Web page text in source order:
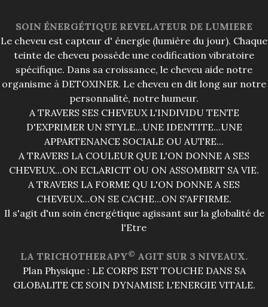
SOIN ÉNERGÉTIQUE REVELATEUR DE LUMIERE
Le cheveu est capteur d' énergie (lumière du jour). Chaque
teinte de cheveu possède une codification vibratoire
spécifique. Dans sa croissance, le cheveu aide notre
organisme à DETOXINER. Le cheveu en dit long sur notre
personnalité, notre humeur.
A TRAVERS SES CHEVEUX L'INDIVIDU TENTE
D'EXPRIMER UN STYLE...UNE IDENTITE...UNE
APPARTENANCE SOCIALE OU AUTRE...
A TRAVERS LA COULEUR QUE L'ON DONNE A SES
CHEVEUX...ON ECLARICIT OU ON ASSOMBRIT SA VIE.
A TRAVERS LA FORME QU L'ON DONNE A SES
CHEVEUX...ON SE CACHE...ON S'AFFIRME.
Il s'agit d'un soin énergétique agissant sur la globalité de
l'Etre
LA TRICHOTHERAPY© AGIT SUR 3 NIVEAUX.
Plan Physique : LE CORPS EST TOUCHE DANS SA
GLOBALITE CE SOIN DYNAMISE L'ENERGIE VITALE.